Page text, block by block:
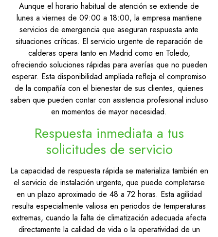
Aunque el horario habitual de atención se extiende de
lunes a viernes de 09:00 a 18:00, la empresa mantiene
servicios de emergencia que aseguran respuesta ante
situaciones críticas. El servicio urgente de reparación de
calderas opera tanto en Madrid como en Toledo,
ofreciendo soluciones rápidas para averías que no pueden
esperar. Esta disponibilidad ampliada refleja el compromiso
de la compañía con el bienestar de sus clientes, quienes
saben que pueden contar con asistencia profesional incluso
en momentos de mayor necesidad.
Respuesta inmediata a tus
solicitudes de servicio
La capacidad de respuesta rápida se materializa también en
el servicio de instalación urgente, que puede completarse
en un plazo aproximado de 48 a 72 horas. Esta agilidad
resulta especialmente valiosa en periodos de temperaturas
extremas, cuando la falta de climatización adecuada afecta
directamente la calidad de vida o la operatividad de un